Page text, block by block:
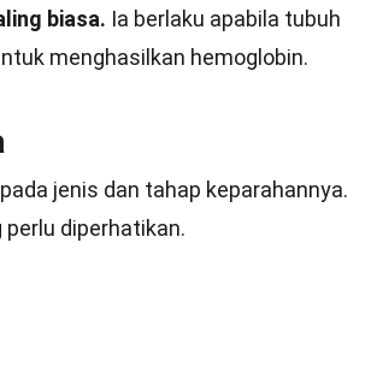
biasa. Ia berlaku apabila tubuh
menghasilkan hemoglobin.
jenis dan tahap keparahannya.
diperhatikan.